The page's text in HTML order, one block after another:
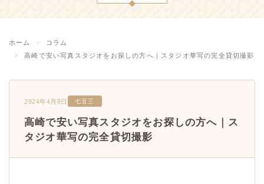
ホーム
コラム
高崎で安い写真スタジオをお探しの方へ｜スタジオ華写の完全貸切撮影
2024年4月8日 七五三
高崎で安い写真スタジオをお探しの方へ｜ス
タジオ華写の完全貸切撮影